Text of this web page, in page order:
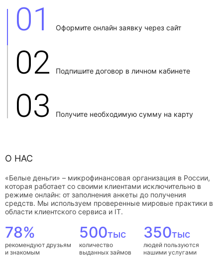
01 Оформите онлайн заявку через сайт
02 Подпишите договор в личном кабинете
03 Получите необходимую сумму на карту
О НАС
«Белые деньги» – микрофинансовая организация в России,
которая работает со своими клиентами исключительно в
режиме онлайн: от заполнения анкеты до получения
средств. Мы используем проверенные мировые практики в
области клиентского сервиса и IT.
78%
рекомендуют друзьям
и знакомым
500тыс
количество
выданных займов
350тыс
людей пользуются
нашими услугами